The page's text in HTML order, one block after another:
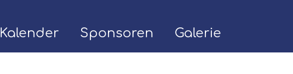
Kalender Sponsoren
Galerie